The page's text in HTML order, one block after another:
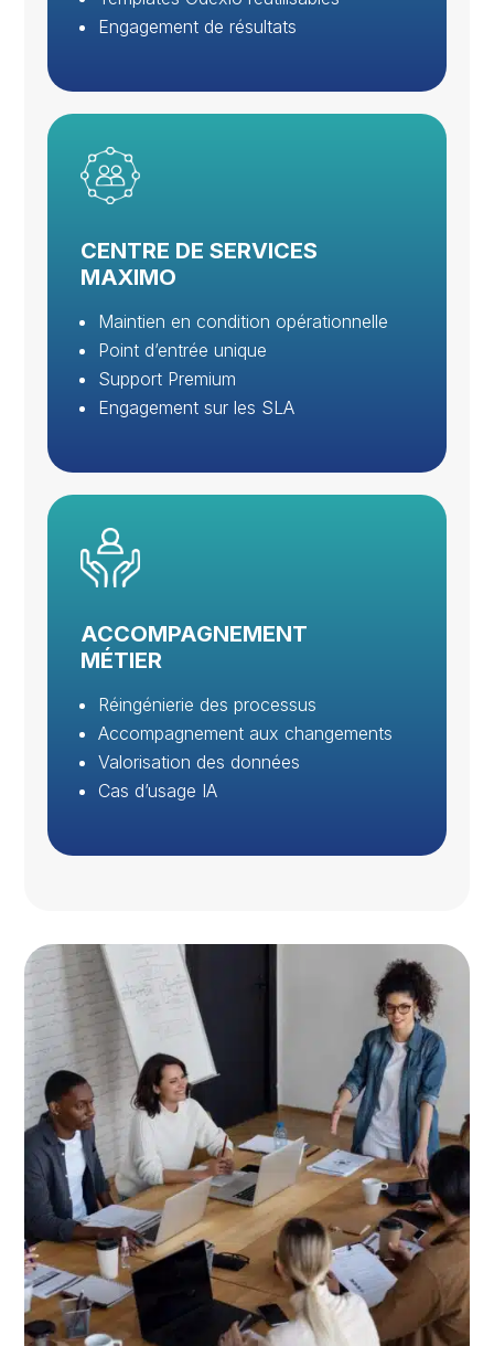
Engagement de résultats
CENTRE DE SERVICES
MAXIMO
Maintien en condition opérationnelle
Point d’entrée unique
Support Premium
Engagement sur les SLA
ACCOMPAGNEMENT
MÉTIER
Réingénierie des processus
Accompagnement aux changements
Valorisation des données
Cas d’usage IA